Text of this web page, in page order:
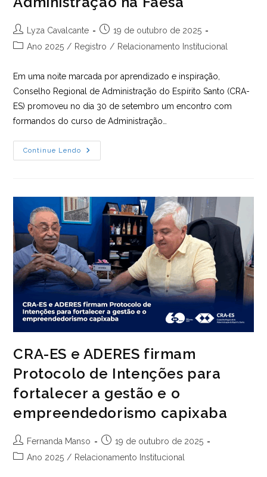
Autor
do
Lyza Cavalcante
Post
publicado:
19 de outubro de 2025
Categoria
Ano 2025 / Registro / Relacionamento Institucional
Em uma noite marcada por aprendizado e inspiração,
Conselho Regional de Administração do Espírito Santo (CRA-
ES) promoveu no dia 30 de setembro um encontro com
formandos do curso de Administração…
Continue Lendo
CRA-
ES
Futuros
Profissionais
Da
Administração
Na
Faesa
CRA-ES e ADERES firmam
Protocolo de Intenções para
fortalecer a gestão e o
empreendedorismo capixaba
Autor
do
Fernanda Manso
Post
publicado:
19 de outubro de 2025
Categoria
Ano 2025 / Relacionamento Institucional